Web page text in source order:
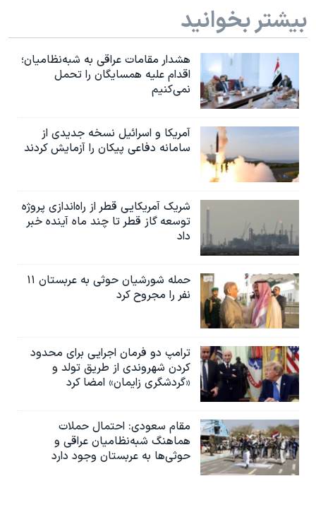
بیشتر بخوانید
هشدار مقامات عراقی به شبه‌نظامیان؛
اقدام علیه همسایگان را تحمل
نمی‌کنیم
آمریکا و اسرائیل نسخه جدیدی از
سامانه دفاعی پیکان را آزمایش کردند
شریک آمریکایی قطر از راه‌اندازی پروژه
توسعه گاز قطر تا چند ماه آینده خبر
داد
حمله شورشیان حوثی به عربستان ۱۱
نفر را مجروح کرد
ترامپ دو فرمان اجرایی برای محدود
کردن شهروندی از طریق تولد و
«گردشگری زایمان» امضا کرد
مقام سعودی: احتمال حملات
هماهنگ شبه‌نظامیان عراقی و
حوثی‌ها به عربستان وجود دارد